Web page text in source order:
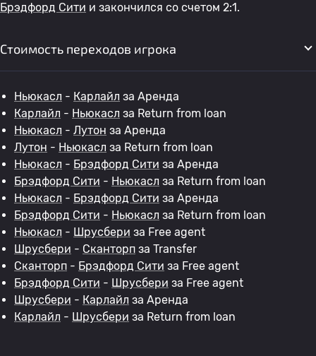
Брэдфорд Сити и закончился со счетом 2:1.
Стоимость переходов игрока
Ньюкасл - Карлайл за Аренда
Карлайл - Ньюкасл за Return from loan
Ньюкасл - Лутон за Аренда
Лутон - Ньюкасл за Return from loan
Ньюкасл - Брэдфорд Сити за Аренда
Брэдфорд Сити - Ньюкасл за Return from loan
Ньюкасл - Брэдфорд Сити за Аренда
Брэдфорд Сити - Ньюкасл за Return from loan
Ньюкасл - Шрусбери за Free agent
Шрусбери - Сканторп за Transfer
Сканторп - Брэдфорд Сити за Free agent
Брэдфорд Сити - Шрусбери за Free agent
Шрусбери - Карлайл за Аренда
Карлайл - Шрусбери за Return from loan